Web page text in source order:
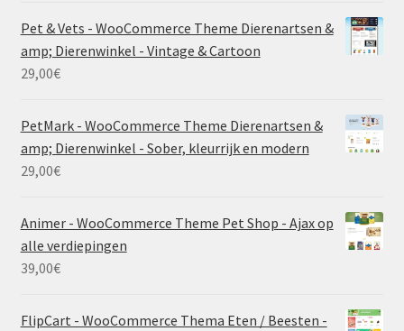
Pet & Vets - WooCommerce Theme Dierenartsen &
amp; Dierenwinkel - Vintage & Cartoon
29,00€
PetMark - WooCommerce Theme Dierenartsen &
amp; Dierenwinkel - Sober, kleurrijk en modern
29,00€
Animer - WooCommerce Theme Pet Shop - Ajax op
alle verdiepingen
39,00€
FlipCart - WooCommerce Thema Eten / Beesten -